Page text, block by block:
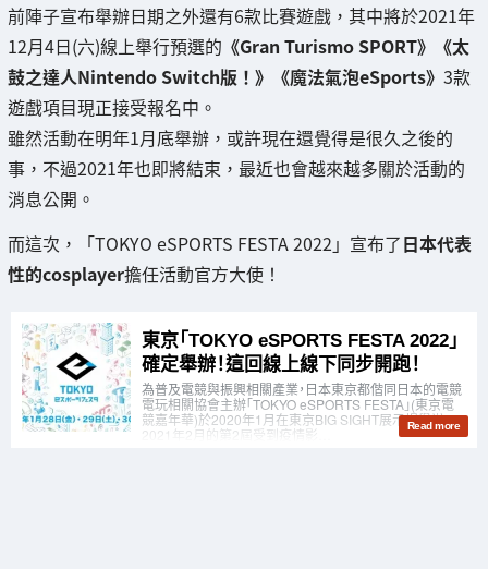
前陣子宣布舉辦日期之外還有6款比賽遊戲，其中將於2021年
12月4日(六)線上舉行預選的 《Gran Turismo SPORT》《太
鼓之達人Nintendo Switch版！》《魔法氣泡eSports》 3款
遊戲項目現正接受報名中。
雖然活動在明年1月底舉辦，或許現在還覺得是很久之後的
事，不過2021年也即將結束，最近也會越來越多關於活動的
消息公開。
而這次，「TOKYO eSPORTS FESTA 2022」宣布了日本代表
性的cosplayer擔任活動官方大使！